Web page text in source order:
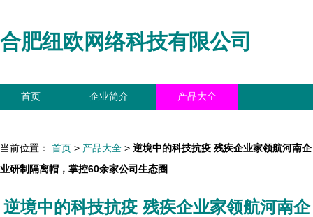
合肥纽欧网络科技有限公司
首页 企业简介 产品大全
当前位置： 首页 > 产品大全 > 逆境中的科技抗疫 残疾企业家领航河南企
业研制隔离帽，掌控60余家公司生态圈
逆境中的科技抗疫 残疾企业家领航河南企